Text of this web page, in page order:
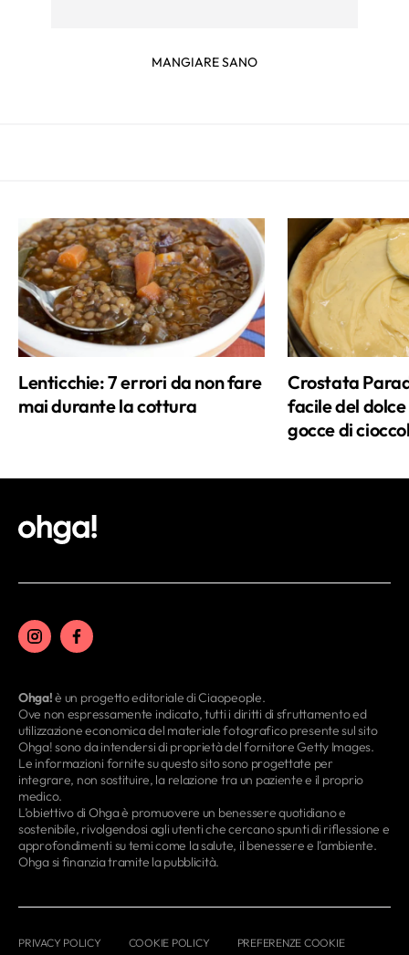
MANGIARE SANO
Lenticchie: 7 errori da non fare
mai durante la cottura
Crostata
facile del
gocce di
Ohga!è un progetto editoriale di Ciaopeople.
Ove non espressamente indicato, tutti i diritti di sfruttamento ed
utilizzazione economica del materiale fotografico presente sul sito
Ohga! sono da intendersi di proprietà del fornitore Getty Images.
Le informazioni fornite su questo sito sono progettate per
integrare, non sostituire, la relazione tra un paziente e il proprio
medico.
L’obiettivo di Ohga è promuovere un benessere quotidiano e
sostenibile, rivolgendosi agli utenti che cercano spunti di riflessione e
approfondimenti su temi come la salute, il benessere e l’ambiente.
Ohga si finanzia tramite la pubblicità.
PRIVACY POLICY COOKIE POLICY PREFERENZE COOKIE